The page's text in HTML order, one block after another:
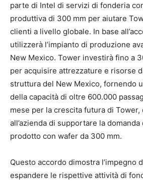
parte di Intel di servizi di fonderia
produttiva di 300 mm per aiutare
clienti a livello globale. In base
utilizzerà l’impianto di produzione
New Mexico. Tower investirà fino a
per acquisire attrezzature e risorse
struttura del New Mexico, fornendo
della capacità di oltre 600.000
mese per la crescita futura di Tower,
all’azienda di supportare la
prodotto con wafer da 300 mm.
Questo accordo dimostra l’impegno
espandere le rispettive attività di